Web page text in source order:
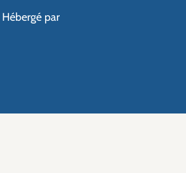
Hébergé par